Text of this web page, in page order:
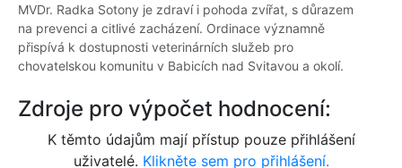
MVDr. Radka Sotony je zdraví i pohoda zvířat, s důrazem
na prevenci a citlivé zacházení. Ordinace významně
přispívá k dostupnosti veterinárních služeb pro
chovatelskou komunitu v Babicích nad Svitavou a okolí.
Zdroje pro výpočet hodnocení:
K těmto údajům mají přístup pouze přihlášení
uživatelé. Klikněte sem pro přihlášení.